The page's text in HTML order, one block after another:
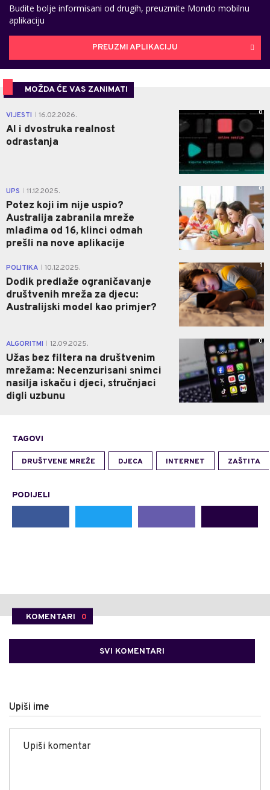
Budite bolje informisani od drugih, preuzmite Mondo mobilnu
aplikaciju
PREUZMI APLIKACIJU
MOŽDA ĆE VAS ZANIMATI
VIJESTI 16.02.2026.
AI i dvostruka realnost
odrastanja
0
UPS 11.12.2025.
Potez koji im nije uspio?
Australija zabranila mreže
mlađima od 16, klinci odmah
prešli na nove aplikacije
0
POLITIKA 10.12.2025.
Dodik predlaže ograničavanje
društvenih mreža za djecu:
Australijski model kao primjer?
1
ALGORITMI 12.09.2025.
Užas bez filtera na društvenim
mrežama: Necenzurisani snimci
nasilja iskaču i djeci, stručnjaci
digli uzbunu
0
TAGOVI
DRUŠTVENE MREŽE DJECA INTERNET ZAŠTITA
PODIJELI
KOMENTARI 0
SVI KOMENTARI
Upiši ime